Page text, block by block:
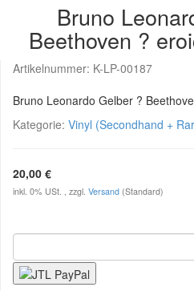
Bruno
Beethoven ?
Artikelnummer: K-LP-00187
Bruno Leonardo Gelber ?
Kategorie: Vinyl (Secondhand +
20,00 €
inkl. 0% USt. , zzgl. Versand (Standard)